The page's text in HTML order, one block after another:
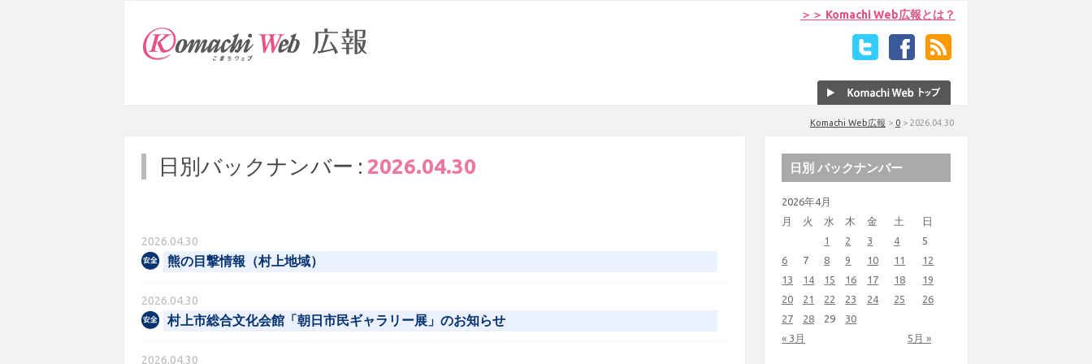
＞＞ Komachi Web広報とは？
Komachi Web広報 > 0 > 2026.04.30
日別バックナンバー : 2026.04.30
2026.04.30
熊の目撃情報（村上地域）
2026.04.30
村上市総合文化会館「朝日市民ギャラリー展」のお知らせ
2026.04.30
日別 バックナンバー
2026年4月
月
火 水 木 金 土 日
« 3月 5月 »
1 2 3 4
5
6
7 8 9 10 11
12
13
14 15 16 17 18
19
20
21 22 23 24 25
26
27
28 29 30